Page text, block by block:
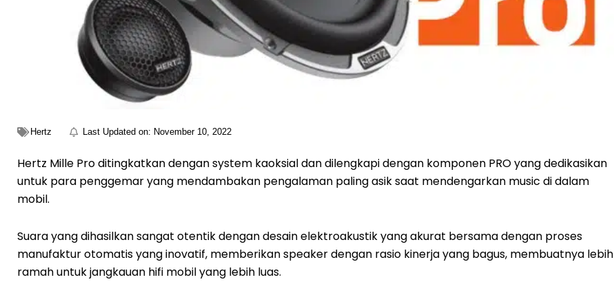
Hertz Last Updated on: November 10, 2022
Hertz Mille Pro ditingkatkan dengan system kaoksial dan dilengkapi dengan komponen PRO yang dedikasikan
untuk para penggemar yang mendambakan pengalaman paling asik saat mendengarkan music di dalam
mobil.
Suara yang dihasilkan sangat otentik dengan desain elektroakustik yang akurat bersama dengan proses
manufaktur otomatis yang inovatif, memberikan speaker dengan rasio kinerja yang bagus, membuatnya lebih
ramah untuk jangkauan hifi mobil yang lebih luas.